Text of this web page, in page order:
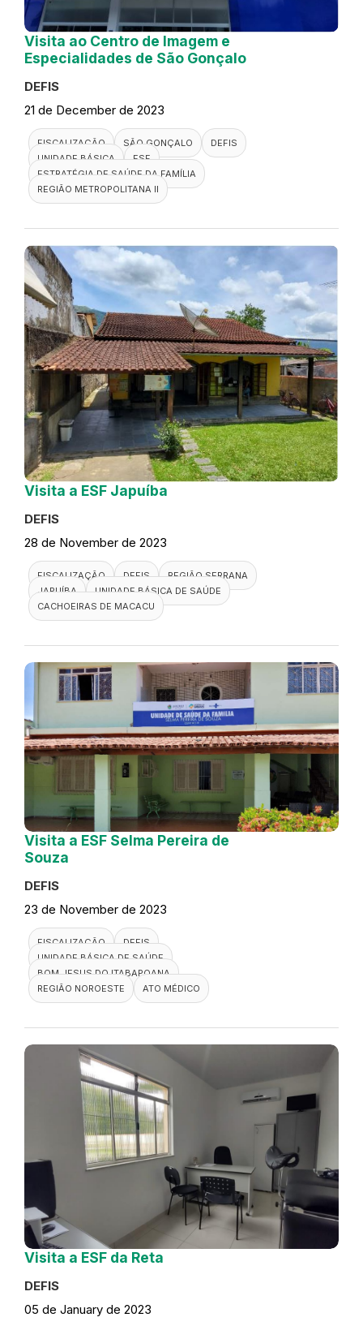
Visita ao Centro de Imagem e
Especialidades de São Gonçalo
DEFIS
21 de December de 2023
FISCALIZAÇÃO SÃO GONÇALO
DEFIS
UNIDADE BÁSICA
ESF
ESTRATÉGIA DE SAÚDE DA FAMÍLIA
REGIÃO METROPOLITANA II
Visita a ESF Japuíba
DEFIS
28 de November de 2023
FISCALIZAÇÃO DEFIS
REGIÃO SERRANA
JAPUÍBA
UNIDADE BÁSICA DE SAÚDE
CACHOEIRAS DE MACACU
Visita a ESF Selma Pereira de
Souza
DEFIS
23 de November de 2023
FISCALIZAÇÃO
DEFIS
UNIDADE BÁSICA DE SAÚDE
BOM JESUS DO ITABAPOANA
REGIÃO NOROESTE
ATO MÉDICO
Visita a ESF da Reta
DEFIS
05 de January de 2023